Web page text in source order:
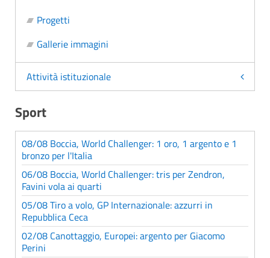
Progetti
Gallerie immagini
Attività istituzionale
Sport
08/08 Boccia, World Challenger: 1 oro, 1 argento e 1
bronzo per l'Italia
06/08 Boccia, World Challenger: tris per Zendron,
Favini vola ai quarti
05/08 Tiro a volo, GP Internazionale: azzurri in
Repubblica Ceca
02/08 Canottaggio, Europei: argento per Giacomo
Perini